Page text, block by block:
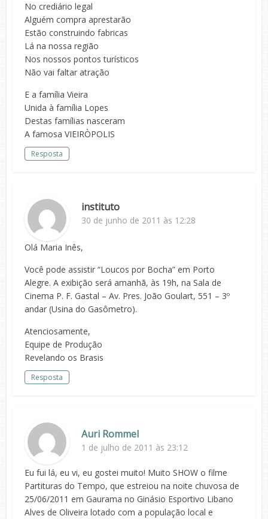
No crediário legal
Alguém compra aprestarão
Estão construindo fabricas
Lá na nossa região
Nos nossos pontos turísticos
Não vai faltar atração
E a família Vieira
Unida à família Lopes
Destas famílias nasceram
A famosa VIEIRÒPOLIS
Resposta
instituto
30 de junho de 2011 às 12:28
Olá Maria Inês,
Você pode assistir “Loucos por Bocha” em Porto
Alegre. A exibição será amanhã, às 19h, na Sala de
Cinema P. F. Gastal – Av. Pres. João Goulart, 551 – 3º
andar (Usina do Gasômetro).
Atenciosamente,
Equipe de Produção
Revelando os Brasis
Resposta
Auri Rommel
1 de julho de 2011 às 23:12
Eu fui lá, eu vi, eu gostei muito! Muito SHOW o filme
Partituras do Tempo, que estreiou na noite chuvosa de
25/06/2011 em Gaurama no Ginásio Esportivo Libano
Alves de Oliveira lotado com a população local e